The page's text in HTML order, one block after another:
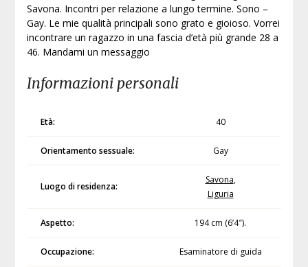
Savona. Incontri per relazione a lungo termine. Sono –
Gay. Le mie qualità principali sono grato e gioioso. Vorrei
incontrare un ragazzo in una fascia d’età più grande 28 a
46. Mandami un messaggio
Informazioni personali
Età: 40
Orientamento sessuale: Gay
Luogo di residenza:
Savona,
Liguria
Aspetto: 194 cm (6’4″).
Occupazione: Esaminatore di guida